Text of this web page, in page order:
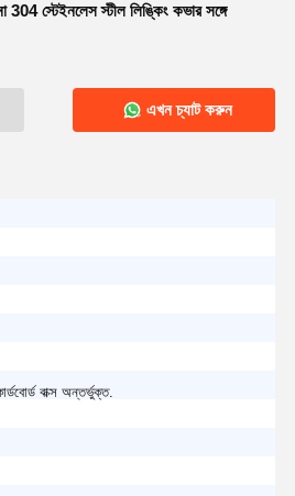
স্টেইনলেস স্টীল লিঙ্কিং কভার সঙ্গে
এখন চ্যাট করুন
বাক্স অন্তর্ভুক্ত.